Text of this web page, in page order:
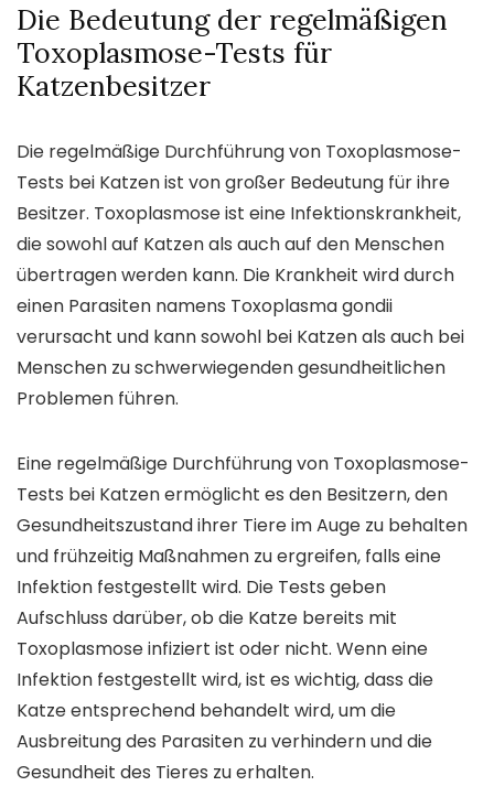
Die Bedeutung der regelmäßigen
Toxoplasmose-Tests für
Katzenbesitzer
Die regelmäßige Durchführung von Toxoplasmose-
Tests bei Katzen ist von großer Bedeutung für ihre
Besitzer. Toxoplasmose ist eine Infektionskrankheit,
die sowohl auf Katzen als auch auf den Menschen
übertragen werden kann. Die Krankheit wird durch
einen Parasiten namens Toxoplasma gondii
verursacht und kann sowohl bei Katzen als auch bei
Menschen zu schwerwiegenden gesundheitlichen
Problemen führen.
Eine regelmäßige Durchführung von Toxoplasmose-
Tests bei Katzen ermöglicht es den Besitzern, den
Gesundheitszustand ihrer Tiere im Auge zu behalten
und frühzeitig Maßnahmen zu ergreifen, falls eine
Infektion festgestellt wird. Die Tests geben
Aufschluss darüber, ob die Katze bereits mit
Toxoplasmose infiziert ist oder nicht. Wenn eine
Infektion festgestellt wird, ist es wichtig, dass die
Katze entsprechend behandelt wird, um die
Ausbreitung des Parasiten zu verhindern und die
Gesundheit des Tieres zu erhalten.